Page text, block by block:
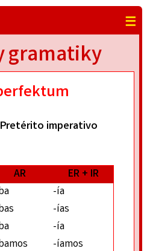
☰
gramatiky
Pretérito imperativo
AR
ER + IR
-ía
-ías
-ía
-íamos